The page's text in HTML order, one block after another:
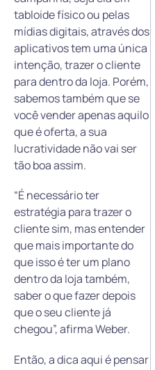
tabloide físico ou pelas
mídias digitais, através dos
aplicativos tem uma única
intenção, trazer o cliente
para dentro da loja. Porém,
sabemos também que se
você vender apenas aquilo
que é oferta, a sua
lucratividade não vai ser
tão boa assim.
“É necessário ter
estratégia para trazer o
cliente sim, mas entender
que mais importante do
que isso é ter um plano
dentro da loja também,
saber o que fazer depois
que o seu cliente já
chegou”, afirma Weber.
Então, a dica aqui é pensar